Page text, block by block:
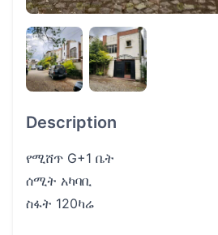
Description
የሚሸጥ G+1 ቤት
ሰሚት አካባቢ
ስፋት 120ካሬ